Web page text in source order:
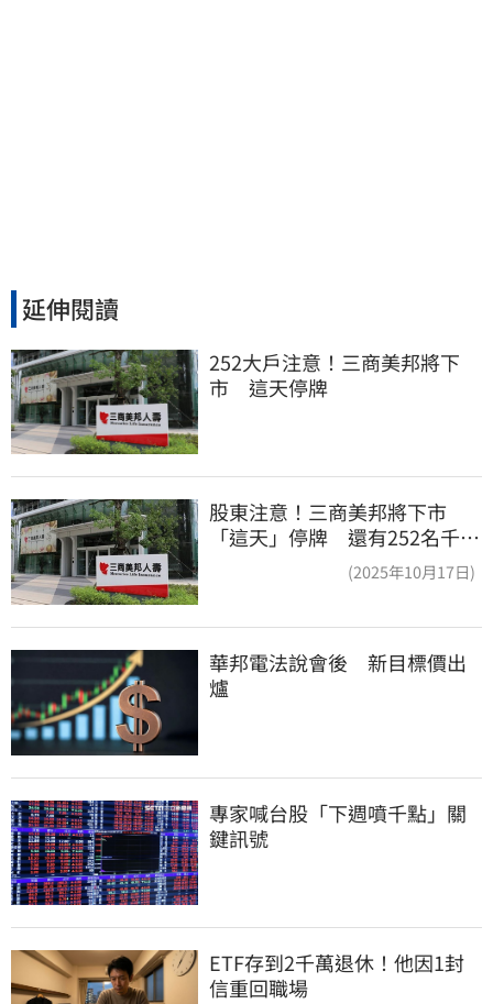
延伸閱讀
252大戶注意！三商美邦將下
市　這天停牌
股東注意！三商美邦將下市
「這天」停牌 還有252名千張
(2025年10月17日)
華邦電法說會後　新目標價出
爐
專家喊台股「下週噴千點」關
鍵訊號
ETF存到2千萬退休！他因1封
信重回職場